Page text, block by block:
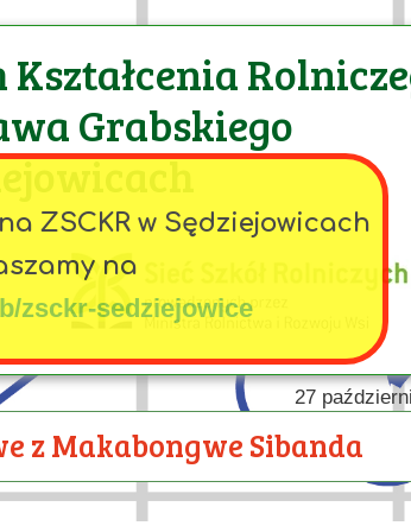
ZSCKR w Sędziejowicach
na
zsckr-sedziejowice
Kształcenia
Grabskiego
27
z Makabongwe Sibanda